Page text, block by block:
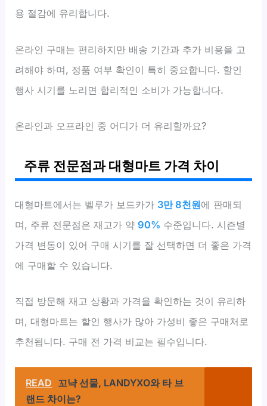
용 절감에 유리합니다.
온라인 구매는 편리하지만 배송 기간과 추가 비용을 고
려해야 하며, 정품 여부 확인이 특히 중요합니다. 할인
행사 시기를 노리면 합리적인 소비가 가능합니다.
온라인과 오프라인 중 어디가 더 유리할까요?
주류 전문점과 대형마트 가격 차이
대형마트에서는 벨루가 보드카가 3만 8천원에 판매되
며, 주류 전문점은 재고가 약90% 수준입니다. 시즌별
가격 변동이 있어 구매 시기를 잘 선택하면 더 좋은 가격
에 구매할 수 있습니다.
직접 방문해 재고 상황과 가격을 확인하는 것이 유리하
며, 대형마트는 할인 행사가 많아 가성비 좋은 구매처로
추천됩니다. 구매 전 가격 비교는 필수입니다.
READ 꼬냑 선물, LANDYXO와 타 브
랜드 차이는?